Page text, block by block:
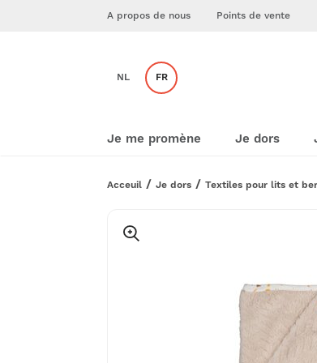
A propos de nous Points de vente
NL FR
Je me promène Je dors
Acceuil Je dors Textiles pour lits et